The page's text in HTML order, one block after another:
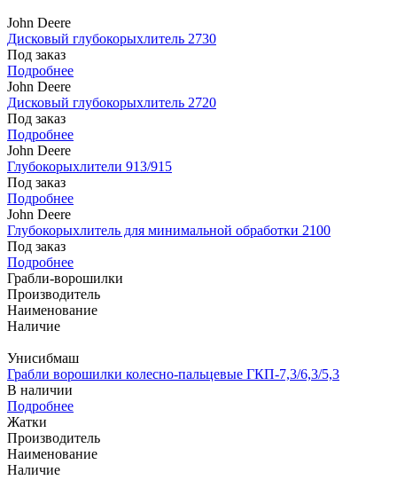
John Deere
Дисковый глубокорыхлитель 2730
Под заказ
Подробнее
John Deere
Дисковый глубокорыхлитель 2720
Под заказ
Подробнее
John Deere
Глубокорыхлители 913/915
Под заказ
Подробнее
John Deere
Глубокорыхлитель для минимальной обработки 2100
Под заказ
Подробнее
Грабли-ворошилки
Производитель
Наименование
Наличие
Унисибмаш
Грабли ворошилки колесно-пальцевые ГКП-7,3/6,3/5,3
В наличии
Подробнее
Жатки
Производитель
Наименование
Наличие